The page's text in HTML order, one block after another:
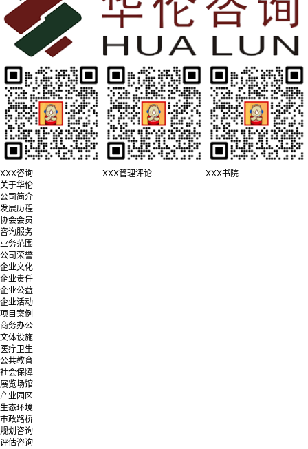
XXX咨询 XXX管理评论
XXX书院
关于华伦
公司简介
发展历程
协会会员
咨询服务
业务范围
公司荣誉
企业文化
企业责任
企业公益
企业活动
项目案例
商务办公
文体设施
医疗卫生
公共教育
社会保障
展览场馆
产业园区
生态环境
市政路桥
规划咨询
评估咨询